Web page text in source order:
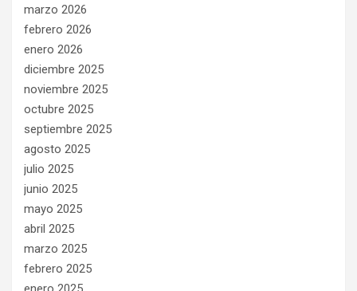
marzo 2026
febrero 2026
enero 2026
diciembre 2025
noviembre 2025
octubre 2025
septiembre 2025
agosto 2025
julio 2025
junio 2025
mayo 2025
abril 2025
marzo 2025
febrero 2025